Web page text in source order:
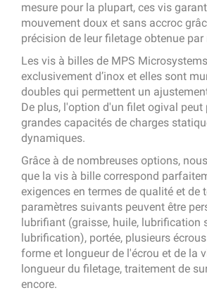
mesure pour la plupart, ces vis
mouvement doux et sans accroc
précision de leur filetage obtenue
Les vis à billes de MPS
exclusivement d’inox et elles sont
doubles qui permettent un
De plus, l'option d'un filet ogival peut
grandes capacités de charges
dynamiques.
Grâce à de nombreuses options,
que la vis à bille correspond
exigences en termes de qualité et de
paramètres suivants peuvent être
lubrifiant (graisse, huile, lubrification
lubrification), portée, plusieurs
forme et longueur de l'écrou et de la
longueur du filetage, traitement de
encore.